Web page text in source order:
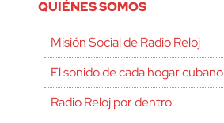
QUIÉNES SOMOS
Misión Social de Radio Reloj
El sonido de cada hogar cubano
Radio Reloj por dentro